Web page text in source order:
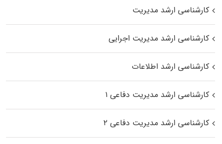
کارشناسی ارشد مدیریت
کارشناسی ارشد مدیریت اجرایی
کارشناسی ارشد اطلاعات
کارشناسی ارشد مدیریت دفاعی ۱
کارشناسی ارشد مدیریت دفاعی ۲